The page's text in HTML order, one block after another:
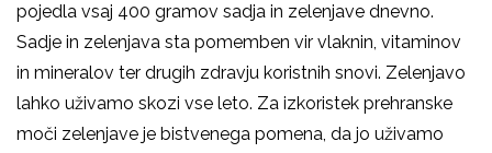
pojedla vsaj 400 gramov sadja in zelenjave dnevno.
Sadje in zelenjava sta pomemben vir vlaknin, vitaminov
in mineralov ter drugih zdravju koristnih snovi. Zelenjavo
lahko uživamo skozi vse leto. Za izkoristek prehranske
moči zelenjave je bistvenega pomena, da jo uživamo